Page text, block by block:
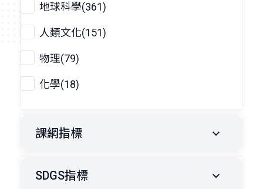
地球科學(361)
人類文化(151)
物理(79)
化學(18)
課綱指標
SDGS指標